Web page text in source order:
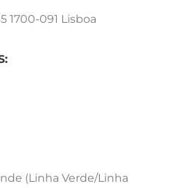
1700-091 Lisboa
(Linha Verde/Linha